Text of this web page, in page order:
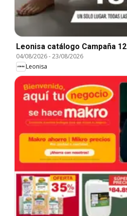
Leonisa catálogo Campaña 12
04/08/2026-23/08/2026
Leonisa